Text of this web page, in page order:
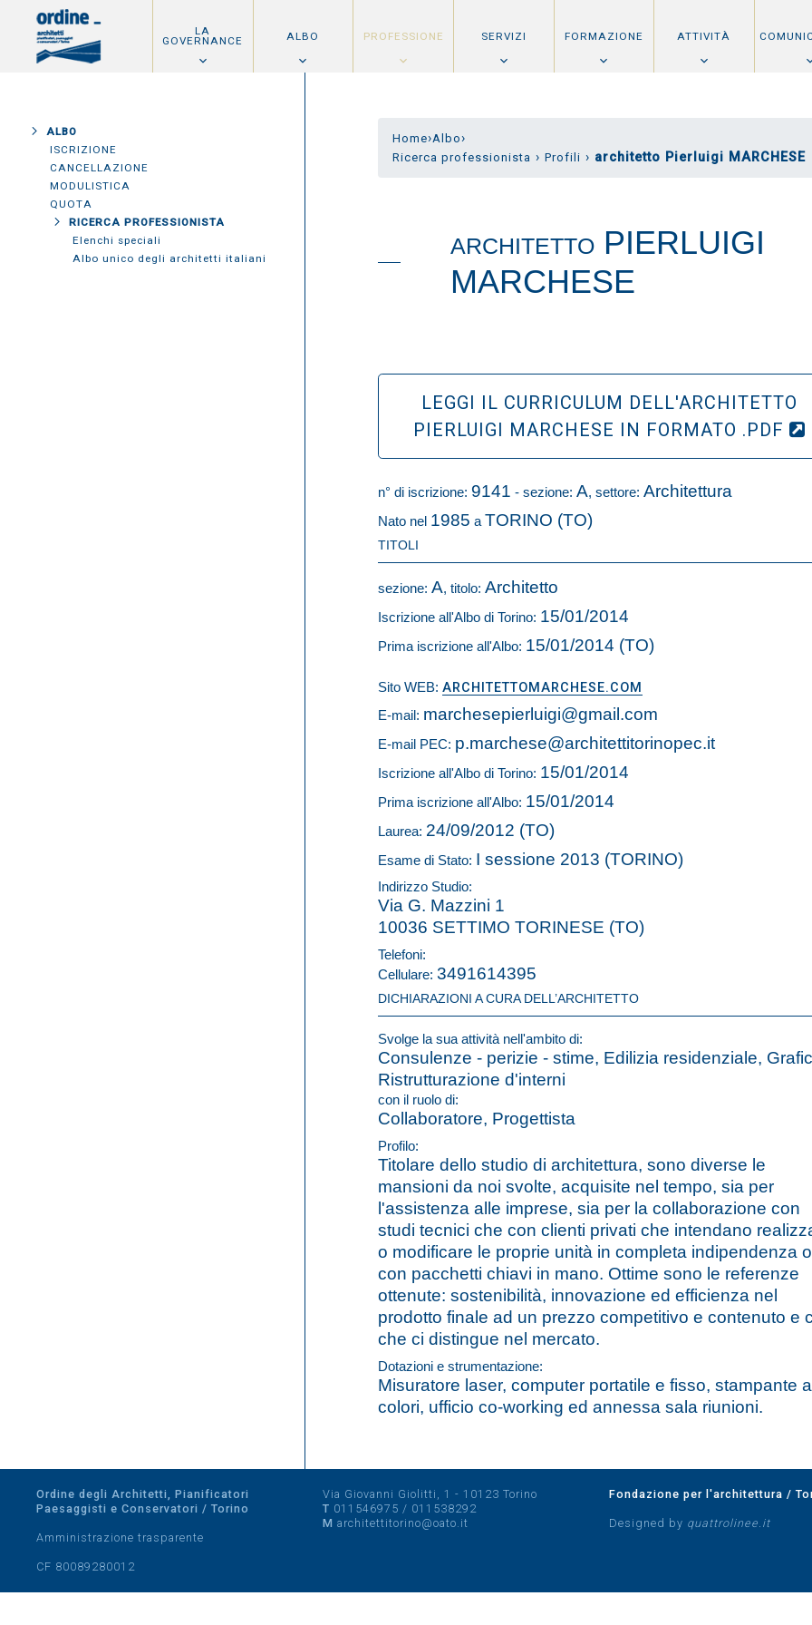
LA
GOVERNANCE ALBO PROFESSIONE SERVIZI FORMAZIONE ATTIVITÀ
ALBO
ISCRIZIONE
CANCELLAZIONE
MODULISTICA
QUOTA
RICERCA PROFESSIONISTA
Elenchi speciali
Albo unico degli architetti italiani
Home›Albo›
Ricerca professionista › Profili › architetto Pierluigi MARCHESE
ARCHITETTO PIERLUIGI
MARCHESE
LEGGI IL CURRICULUM DELL'ARCHITETTO
PIERLUIGI MARCHESE IN FORMATO .PDF
n° di iscrizione: 9141 - sezione: A, settore: Architettura
Nato nel 1985 a TORINO (TO)
TITOLI
sezione: A, titolo: Architetto
Iscrizione all'Albo di Torino: 15/01/2014
Prima iscrizione all'Albo: 15/01/2014 (TO)
Sito WEB: ARCHITETTOMARCHESE.COM
E-mail: marchesepierluigi@gmail.com
E-mail PEC: p.marchese@architettitorinopec.it
Iscrizione all'Albo di Torino: 15/01/2014
Prima iscrizione all'Albo: 15/01/2014
Laurea: 24/09/2012 (TO)
Esame di Stato: I sessione 2013 (TORINO)
Indirizzo Studio:
Via G. Mazzini 1
10036 SETTIMO TORINESE (TO)
Telefoni:
Cellulare: 3491614395
DICHIARAZIONI A CURA DELL’ARCHITETTO
Svolge la sua attività nell'ambito di:
Consulenze - perizie - stime, Edilizia residenziale,
Ristrutturazione d'interni
con il ruolo di:
Collaboratore, Progettista
Profilo:
Titolare dello studio di architettura, sono diverse le
mansioni da noi svolte, acquisite nel tempo, sia per
l'assistenza alle imprese, sia per la collaborazione con
studi tecnici che con clienti privati che intendano
o modificare le proprie unità in completa indipendenza o
con pacchetti chiavi in mano. Ottime sono le referenze
ottenute: sostenibilità, innovazione ed efficienza nel
prodotto finale ad un prezzo competitivo e contenuto e
che ci distingue nel mercato.
Dotazioni e strumentazione:
Misuratore laser, computer portatile e fisso, stampante a
colori, ufficio co-working ed annessa sala riunioni.
Ordine degli Architetti, Pianificatori
Paesaggisti e Conservatori / Torino
Amministrazione trasparente
CF 80089280012
Via Giovanni Giolitti, 1 - 10123 Torino
T 011546975 / 011538292
M architettitorino@oato.it
Fondazione per l'architettura /
Designed by quattrolinee.it